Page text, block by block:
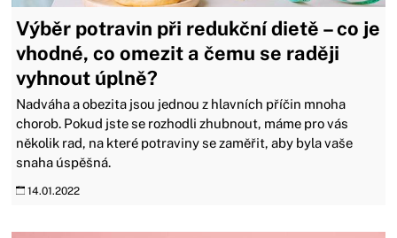
Výběr potravin při redukční dietě –⁠ co je
vhodné, co omezit a čemu se raději
vyhnout úplně?
Nadváha a obezita jsou jednou z hlavních příčin mnoha
chorob. Pokud jste se rozhodli zhubnout, máme pro vás
několik rad, na které potraviny se zaměřit, aby byla vaše
snaha úspěšná.
14.01.2022